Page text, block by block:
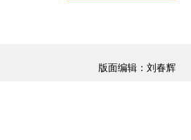
版面编辑：刘春辉